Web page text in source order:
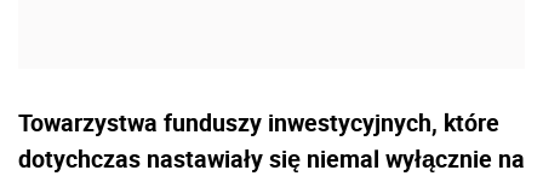
Towarzystwa funduszy inwestycyjnych, które
dotychczas nastawiały się niemal wyłącznie na